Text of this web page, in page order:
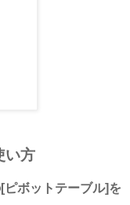
い方
ボットテーブル]を